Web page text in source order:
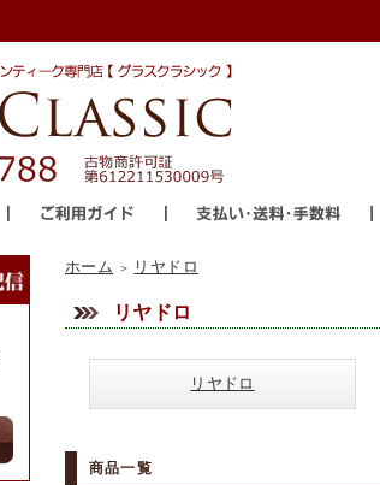
ホーム ＞ リヤドロ
リヤドロ
リヤドロ
商品一覧